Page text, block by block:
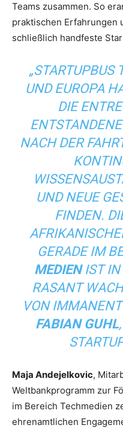
Teams zusammen. So
praktischen Erfahrungen
schließlich handfeste
„STARTUPBUS
UND EUROPA
DIE
NACH DER
UND NEUE
FINDEN.
GERADE IM
MEDIENIST IN
RASANT
VON
FABIAN GUHL
Maja Andejelkovic,
Weltbankprogramm zur
im Bereich Techmedien
ehrenamtlichen